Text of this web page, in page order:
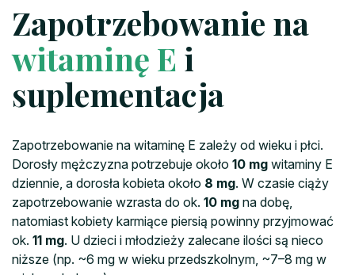
Zapotrzebowanie na
witaminę E i
suplementacja
Zapotrzebowanie na witaminę E zależy od wieku i płci.
Dorosły mężczyzna potrzebuje około 10 mg witaminy E
dziennie, a dorosła kobieta około 8 mg. W czasie ciąży
zapotrzebowanie wzrasta do ok. 10 mg na dobę,
natomiast kobiety karmiące piersią powinny przyjmować
ok. 11 mg. U dzieci i młodzieży zalecane ilości są nieco
niższe (np. ~6 mg w wieku przedszkolnym, ~7–8 mg w